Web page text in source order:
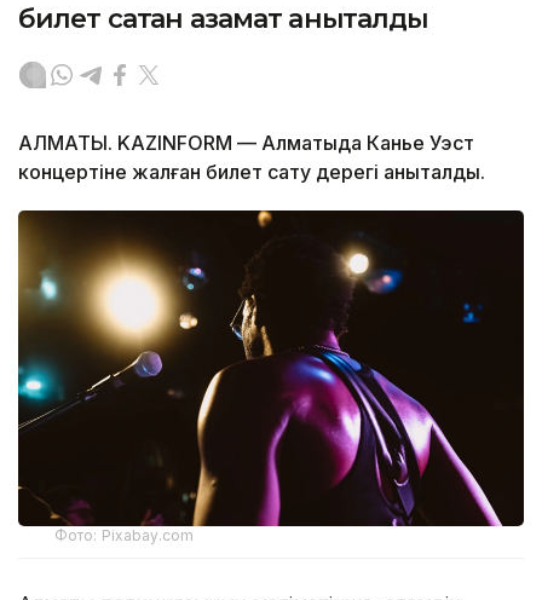
билет сатқан азамат анықталды
АЛМАТЫ. KAZINFORM — Алматыда Канье Уэст
концертіне жалған билет сату дерегі анықталды.
Фото: Pixabay.com